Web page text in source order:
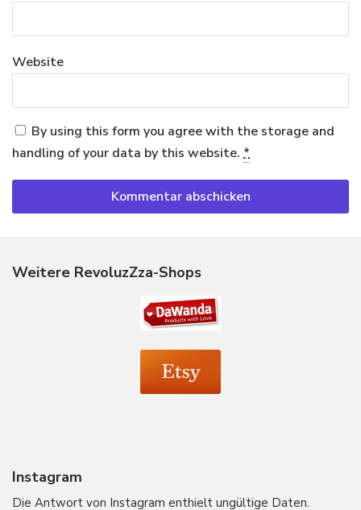
Website
By using this form you agree with the storage and
handling of your data by this website. *
Weitere RevoluzZza-Shops
Instagram
Die Antwort von Instagram enthielt ungültige Daten.